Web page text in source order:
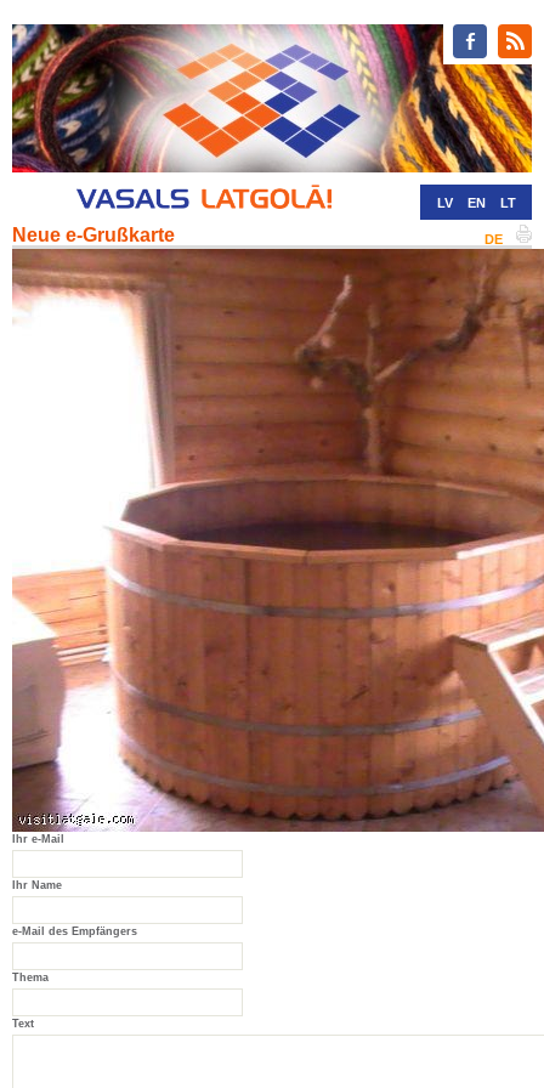
LV EN LT
DE
Neue e-Grußkarte
Ihr e-Mail
Ihr Name
e-Mail des Empfängers
Thema
Text